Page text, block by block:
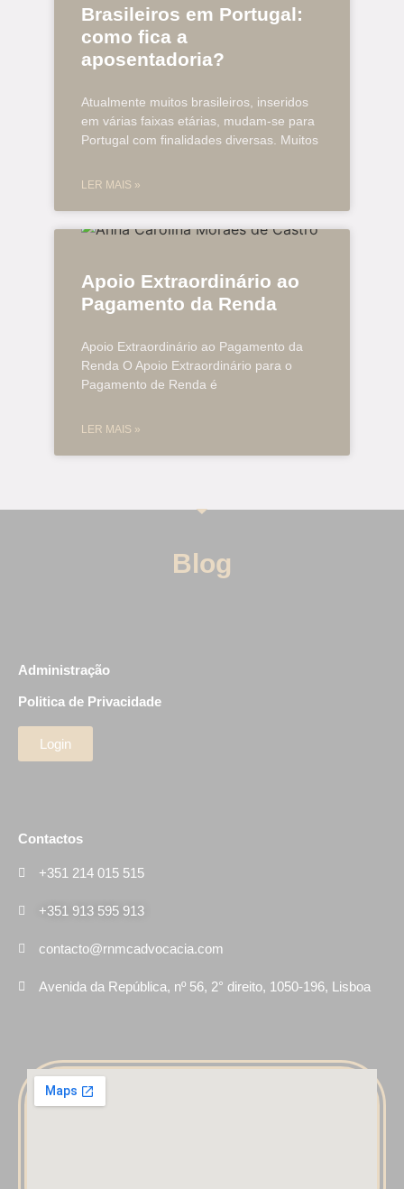
Brasileiros em Portugal:
como fica a
aposentadoria?
Atualmente muitos brasileiros, inseridos
em várias faixas etárias, mudam-se para
Portugal com finalidades diversas. Muitos
LER MAIS »
Apoio Extraordinário ao
Pagamento da Renda
Apoio Extraordinário ao Pagamento da
Renda O Apoio Extraordinário para o
Pagamento de Renda é
LER MAIS »
Blog
Administração
Politica de Privacidade
Login
Contactos
+351 214 015 515
+351 913 595 913
contacto@rnmcadvocacia.com
Avenida da República, nº 56, 2° direito, 1050-196, Lisboa